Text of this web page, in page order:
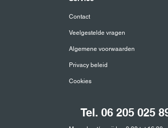
Contact
Veelgestelde vragen
Algemene voorwaarden
Privacy beleid
Cookies
Tel. 06 205 025